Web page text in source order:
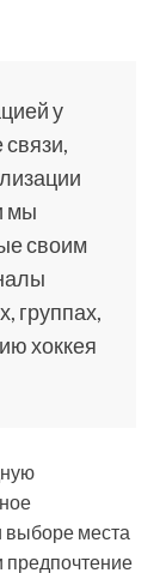
у
мы
своим
группах,
хоккея
выборе места
предпочтение